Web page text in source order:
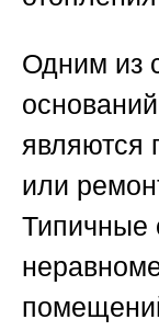
Одним из
являются
или
Типичные